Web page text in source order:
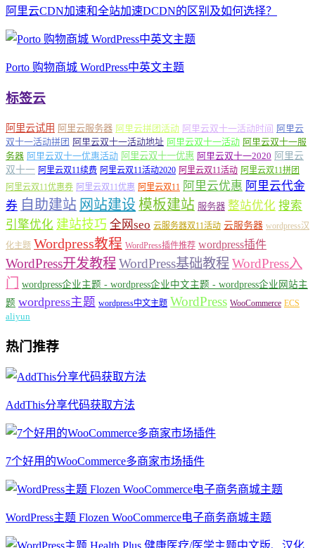
阿里云CDN加速和全站加速DCDN的区别及如何选择？
Porto 购物商城 WordPress中英文主题
标签云
阿里云试用 阿里云服务器 阿里云拼团活动 阿里云双十一活动时间 阿里云
双十一活动拼团 阿里云双十一活动地址 阿里云双十一活动 阿里云双十一服
务器 阿里云双十一优惠活动 阿里云双十一优惠 阿里云双十一2020 阿里云
双十一 阿里云双11续费 阿里云双11活动2020 阿里云双11活动 阿里云双11拼团
阿里云双11优惠券 阿里云双11优惠 阿里云双11 阿里云优惠 阿里云代金
券 自助建站 网站建设 模板建站 服务器 整站优化 搜索
引擎优化 建站技巧 全网seo 云服务器双11活动 云服务器 wordpress汉
化主题 Wordpress教程 WordPress插件推荐 wordpress插件
WordPress开发教程WordPress基础教程WordPress入
门
wordpress企业主题 - wordpress企业中文主题 - wordpress企业网站主
题 wordpress主题 wordpress中文主题 WordPress WooCommerce ECS
aliyun
热门推荐
AddThis分享代码获取方法
7个好用的WooCommerce多商家市场插件
WordPress主题 Flozen WooCommerce电子商务商城主题